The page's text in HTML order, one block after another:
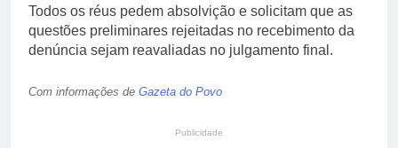
Todos os réus pedem absolvição e solicitam que as
questões preliminares rejeitadas no recebimento da
denúncia sejam reavaliadas no julgamento final.
Com informações de Gazeta do Povo
Publicidade